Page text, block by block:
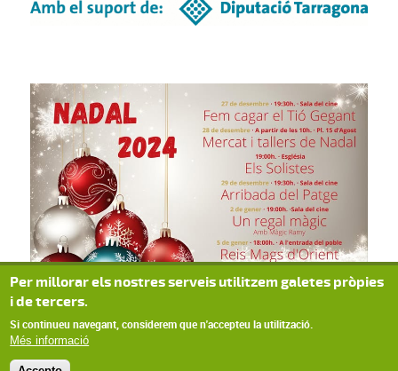
Per millorar els nostres serveis utilitzem galetes pròpies
i de tercers.
Si continueu navegant, considerem que n'accepteu la utilització.
Més informació